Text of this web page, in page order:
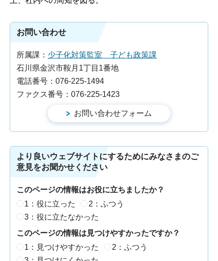
お問い合わせ
所属課： 少子化対策監室 子ども政策課
石川県金沢市鞍月1丁目1番地
電話番号：076-225-1494
ファクス番号：076-225-1423
より良いウェブサイトにするためにみなさまのご
意見をお聞かせください
このページの情報はお役に立ちましたか？
1：役に立った
2：ふつう
3：役に立たなかった
このページの情報は見つけやすかったですか？
1：見つけやすかった
2：ふつう